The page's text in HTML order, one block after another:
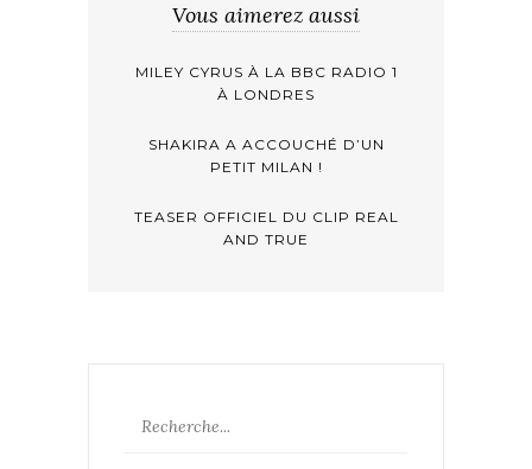
Vous aimerez aussi
MILEY CYRUS À LA BBC RADIO 1
À LONDRES
SHAKIRA A ACCOUCHÉ D’UN
PETIT MILAN !
TEASER OFFICIEL DU CLIP REAL
AND TRUE